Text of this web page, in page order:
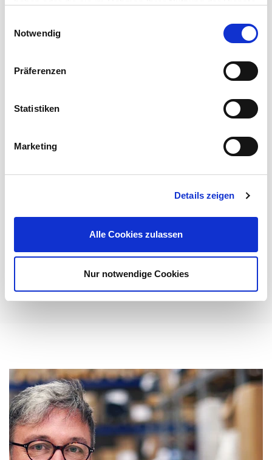
Notwendig
Präferenzen
Statistiken
Marketing
Details zeigen
Alle Cookies zulassen
Nur notwendige Cookies
DATENWUNDER
Cordial Datenkabel
Entwickelt, um den vielfältigen Datenübertragungs-
Mehr erfahren